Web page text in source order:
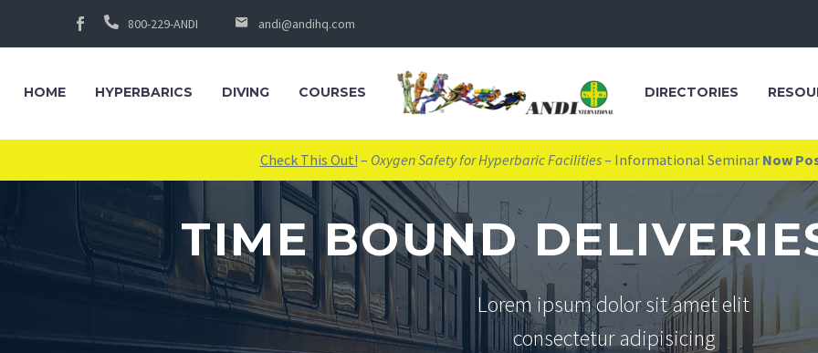
800-229-ANDI andi@andihq.com
HOME HYPERBARICS DIVING COURSES DIRECTORIES
Check This Out! – Oxygen Safety for Hyperbaric Facilities– Informational Seminar Now
TIME BOUND
Lorem ipsum dolor sit amet elit
consectetur adipisicing